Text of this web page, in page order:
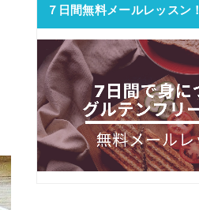
７日間無料メールレッスン！